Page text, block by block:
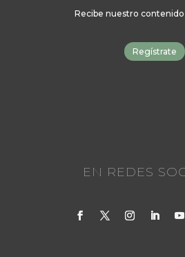
Recibe nuestro contenido
Regístrate
EN REDES